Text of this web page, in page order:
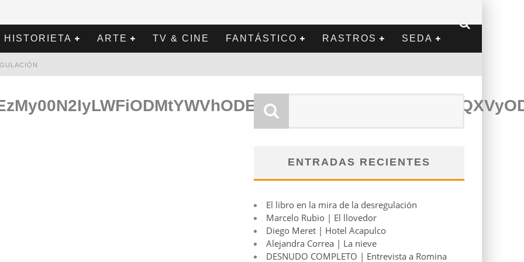
HISTORIETA ARTE TV & CINE FANTÁSTICO RASTROS SEDA
ENTRADAS RECIENTES
El libro en la mira de la desregulación
Marcelo Rubio | El llovedor
Diego Meret | Hotel Acapulco
Alejandra Correa | La nieve
DESNUDO COMPLETO | Entrevista a Romina